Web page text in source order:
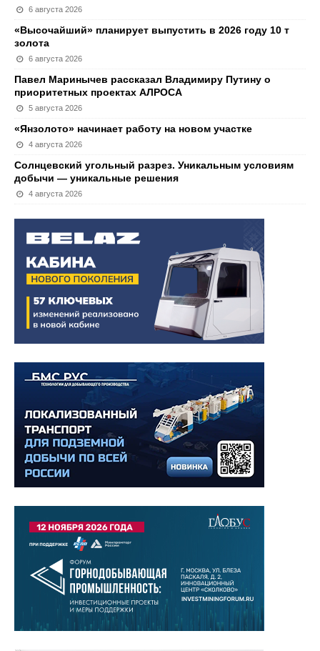
6 августа 2026
«Высочайший» планирует выпустить в 2026 году 10 т
золота
6 августа 2026
Павел Маринычев рассказал Владимиру Путину о
приоритетных проектах АЛРОСА
5 августа 2026
«Янзолото» начинает работу на новом участке
4 августа 2026
Солнцевский угольный разрез. Уникальным условиям
добычи — уникальные решения
4 августа 2026